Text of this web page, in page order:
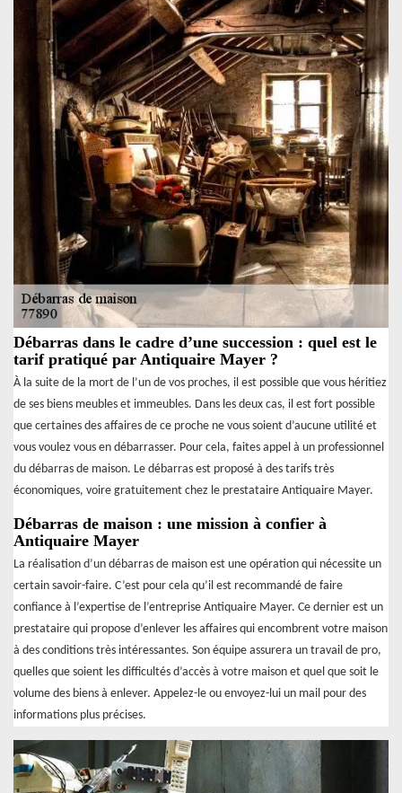
Débarras dans le cadre d’une succession : quel est le
tarif pratiqué par Antiquaire Mayer ?
À la suite de la mort de l’un de vos proches, il est possible que vous héritiez
de ses biens meubles et immeubles. Dans les deux cas, il est fort possible
que certaines des affaires de ce proche ne vous soient d’aucune utilité et
vous voulez vous en débarrasser. Pour cela, faites appel à un professionnel
du débarras de maison. Le débarras est proposé à des tarifs très
économiques, voire gratuitement chez le prestataire Antiquaire Mayer.
Débarras de maison : une mission à confier à
Antiquaire Mayer
La réalisation d’un débarras de maison est une opération qui nécessite un
certain savoir-faire. C’est pour cela qu’il est recommandé de faire
confiance à l’expertise de l’entreprise Antiquaire Mayer. Ce dernier est un
prestataire qui propose d’enlever les affaires qui encombrent votre maison
à des conditions très intéressantes. Son équipe assurera un travail de pro,
quelles que soient les difficultés d’accès à votre maison et quel que soit le
volume des biens à enlever. Appelez-le ou envoyez-lui un mail pour des
informations plus précises.